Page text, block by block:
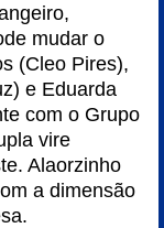
mudar o
(Cleo Pires),
e Eduarda
com o Grupo
vire
Alaorzinho
a dimensão